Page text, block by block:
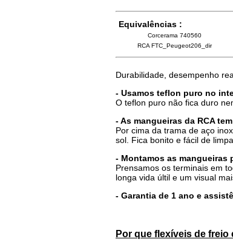
Equivalências :
Corcerama 740560
RCA FTC_Peugeot206_dir
Durabilidade, desempenho
- Usamos teflon puro no
O teflon puro não fica duro
- As mangueiras da RCA
Por cima da trama de aço
sol. Fica bonito e fácil de
- Montamos as mangueiras
Prensamos os terminais em
longa vida últil e um visual
- Garantia de 1 ano e
Por que flexíveis de freio